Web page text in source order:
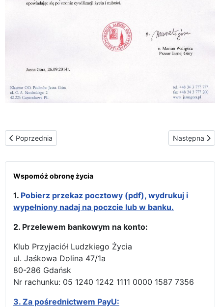
Poprzednia strona: Homilie i świadectwa
Poprzednia Następna
Następna
Wspomóż obronę życia
1. Pobierz przekaz pocztowy (pdf), wydrukuj i
wypełniony nadaj na poczcie lub w banku.
2. Przelewem bankowym na konto:
Klub Przyjaciół Ludzkiego Życia
ul. Jaśkowa Dolina 47/1a
80-286 Gdańsk
Nr rachunku: 05 1240 1242 1111 0000 1587 7356
3. Za pośrednictwem PayU: